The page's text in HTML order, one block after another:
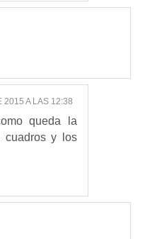
2015 A LAS 12:38
queda la
cuadros y los